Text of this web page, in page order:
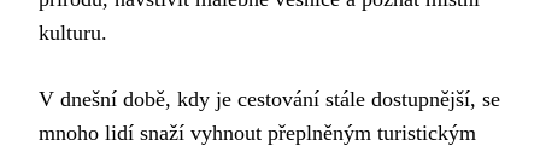
kulturu.
V dnešní době, kdy je cestování stále dostupnější, se
mnoho lidí snaží vyhnout přeplněným turistickým